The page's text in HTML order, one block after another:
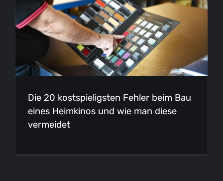
Die 20 kostspieligsten Fehler beim Bau
eines Heimkinos und wie man diese
vermeidet